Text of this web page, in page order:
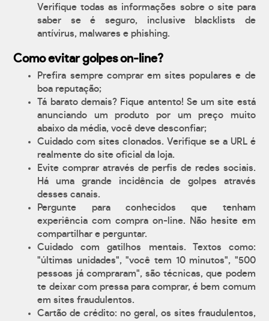
Verifique todas as informações sobre o site para
saber se é seguro, inclusive blacklists de
antívirus, malwares e phishing.
Como evitar golpes on-line?
Prefira sempre comprar em sites populares e de
boa reputação;
Tá barato demais? Fique antento! Se um site está
anunciando um produto por um preço muito
abaixo da média, você deve desconfiar;
Cuidado com sites clonados. Verifique se a URL é
realmente do site oficial da loja.
Evite comprar através de perfis de redes sociais.
Há uma grande incidência de golpes através
desses canais.
Pergunte para conhecidos que tenham
experiência com compra on-line. Não hesite em
compartilhar e perguntar.
Cuidado com gatilhos mentais. Textos como:
"últimas unidades", "você tem 10 minutos", "500
pessoas já compraram", são técnicas, que podem
te deixar com pressa para comprar, é bem comum
em sites fraudulentos.
Cartão de crédito: no geral, os sites fraudulentos,